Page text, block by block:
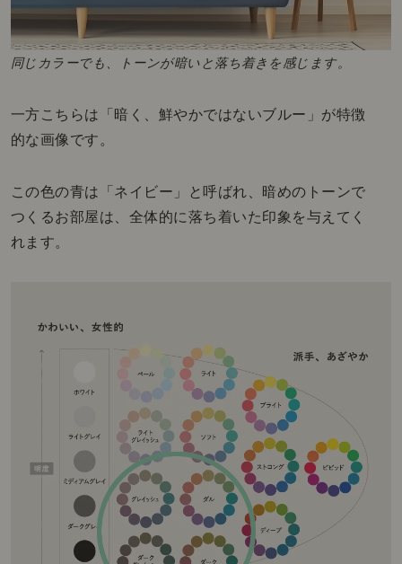
同じカラーでも、トーンが暗いと落ち着きを感じます。
一方こちらは「暗く、鮮やかではないブルー」が特徴
的な画像です。
この色の青は「ネイビー」と呼ばれ、暗めのトーンで
つくるお部屋は、全体的に落ち着いた印象を与えてく
れます。